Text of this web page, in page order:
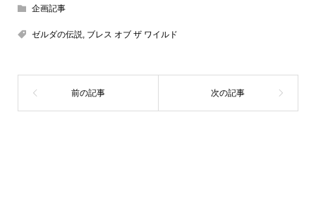
企画記事
ゼルダの伝説, ブレス オブ ザ ワイルド